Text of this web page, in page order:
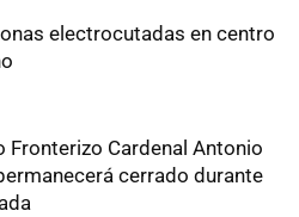
electrocutadas en centro
Fronterizo Cardenal Antonio
cerrado durante